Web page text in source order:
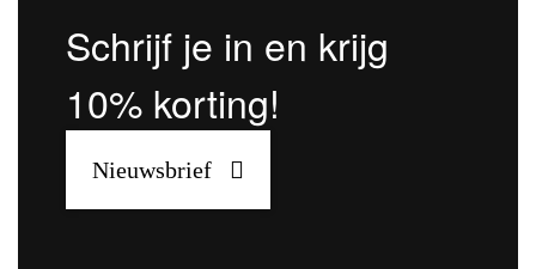
Schrijf je in en krijg
10% korting!
Nieuwsbrief